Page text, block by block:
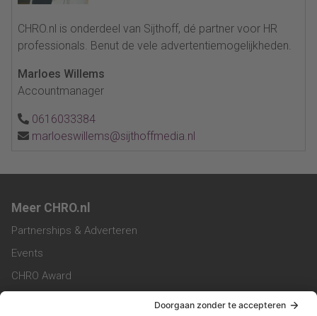
CHRO.nl is onderdeel van Sijthoff, dé partner voor HR
professionals. Benut de vele advertentiemogelijkheden.
Marloes Willems
Accountmanager
0616033384
marloeswillems@sijthoffmedia.nl
Meer CHRO.nl
Partnerships & Adverteren
Events
CHRO Award